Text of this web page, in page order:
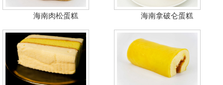
海南肉松蛋糕 海南拿破仑蛋糕